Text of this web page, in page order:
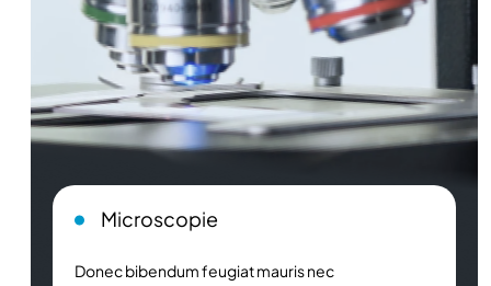
Microscopie
Donec bibendum feugiat mauris nec